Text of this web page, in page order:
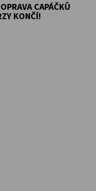
CAPÁČKŮ
KONČÍ!